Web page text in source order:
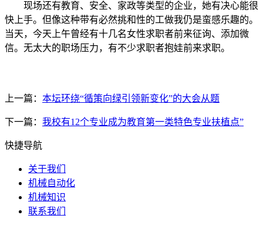
现场还有教育、安全、家政等类型的企业，她有决心能很
快上手。但像这种带有必然挑和性的工做我仍是蛮感乐趣的。
当天，今天上午曾经有十几名女性求职者前来征询、添加微
信。无太大的职场压力，有不少求职者抱娃前来求职。
上一篇： 本坛环绕“循策向绿引领新变化”的大会从题
下一篇： 我校有12个专业成为教育第一类特色专业扶植点”
快捷导航
关于我们
机械自动化
机械知识
联系我们